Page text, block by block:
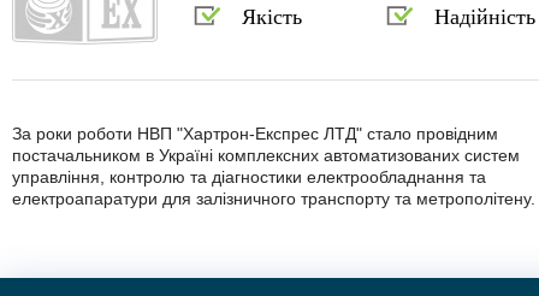
Якість Надійність
За роки роботи НВП "Хартрон-Експрес ЛТД" стало провідним
постачальником в Україні комплексних автоматизованих систем
управління, контролю та діагностики електрообладнання та
електроапаратури для залізничного транспорту та метрополітену.